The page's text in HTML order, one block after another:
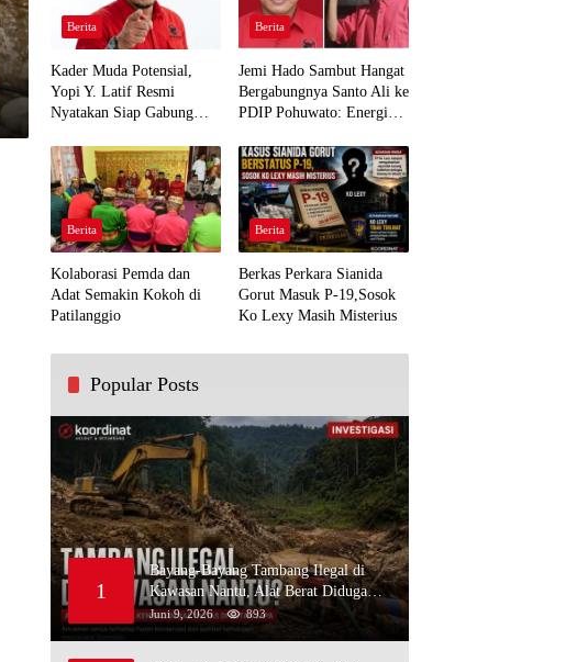
Berita
Kader Muda Potensial,
Yopi Y. Latif Resmi
Nyatakan Siap Gabung
Demi Kawal Aspirasi Bumi
Panua
Berita
Jemi Hado Sambut Hangat
Bergabungnya Santo Ali ke
PDIP Pohuwato: Energi
Rakyat
Berita
Kolaborasi Pemda dan
Adat Semakin Kokoh di
Patilanggio
Berita
Berkas Perkara Sianida
Gorut Masuk P-19,Sosok
Ko Lexy Masih Misterius
Popular Posts
1
Bayang-Bayang Tambang Ilegal di
Kawasan Nantu, Alat Berat Diduga
Kembali Menembus Hutan Sapa
Juni 9, 2026 893